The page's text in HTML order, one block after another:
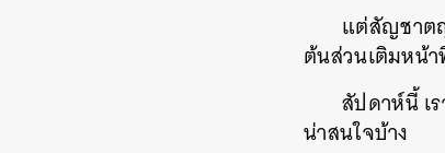
แต่สัญชาต
ต้นส่วนเติมหน้
สัปดาห์นี้ เ
น่าสนใจบ้าง